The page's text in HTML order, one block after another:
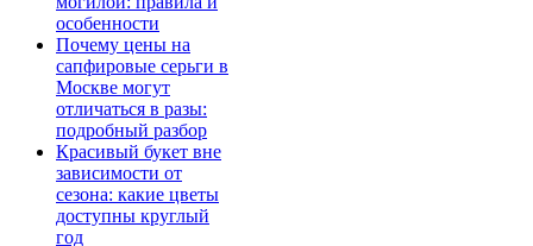
особенности
Почему цены на
сапфировые серьги в
Москве могут
отличаться в разы:
подробный разбор
Красивый букет вне
зависимости от
сезона: какие цветы
доступны круглый
год